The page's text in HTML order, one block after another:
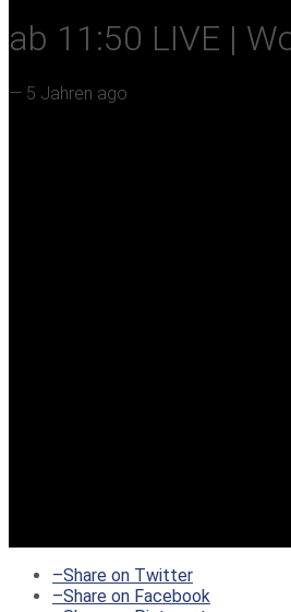
ab 11:50 LIVE |
— 5 Jahren ago
–Share on Twitter
–Share on Facebook